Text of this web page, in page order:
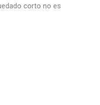
corto no es